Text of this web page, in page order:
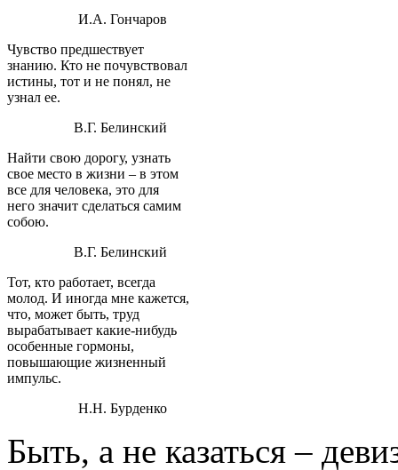
И.А. Гончаров
Чувство предшествует
знанию. Кто не почувствовал
истины, тот и не понял, не
узнал ее.
В.Г. Белинский
Найти свою дорогу, узнать
свое место в жизни – в этом
все для человека, это для
него значит сделаться самим
собою.
В.Г. Белинский
Тот, кто работает, всегда
молод. И иногда мне кажется,
что, может быть, труд
вырабатывает какие-нибудь
особенные гормоны,
повышающие жизненный
импульс.
Н.Н. Бурденко
Быть, а не казаться –